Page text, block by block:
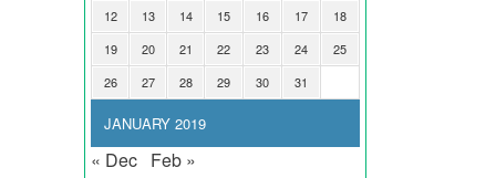
JANUARY 2019
12
13 14 15 16 17
18
19
20 21 22 23 24
25
26
27 28 29 30 31
« Dec Feb »